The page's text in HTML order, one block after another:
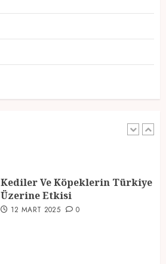
2025 En İyi Yaz Tatilleri
Kediler Ve Köpeklerin Türkiye
Üzerine Etkisi
12 MART 2025 0